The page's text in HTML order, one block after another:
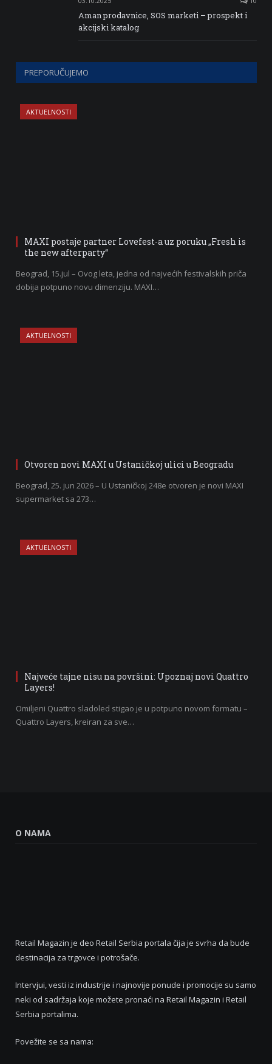
Aman prodavnice, SOS marketi – prospekt i
akcijski katalog
PREPORUČUJEMO
AKTUELNOSTI
MAXI postaje partner Lovefest-a uz poruku „Fresh is
the new afterparty“
Beograd, 15.jul – Ovog leta, jedna od najvećih festivalskih priča
dobija potpuno novu dimenziju. MAXI…
AKTUELNOSTI
Otvoren novi MAXI u Ustaničkoj ulici u Beogradu
Beograd, 25. jun 2026 – U Ustaničkoj 248e otvoren je novi MAXI
supermarket sa 273…
AKTUELNOSTI
Najveće tajne nisu na površini: Upoznaj novi Quattro
Layers!
Omiljeni Quattro sladoled stigao je u potpuno novom formatu –
Quattro Layers, kreiran za sve…
O NAMA
Retail Magazin je deo Retail Serbia portala čija je svrha da bude
destinacija za trgovce i potrošače.
Intervjui, vesti iz industrije i najnovije ponude i promocije su samo
neki od sadržaja koje možete pronaći na Retail Magazin i Retail
Serbia portalima.
Povežite se sa nama: